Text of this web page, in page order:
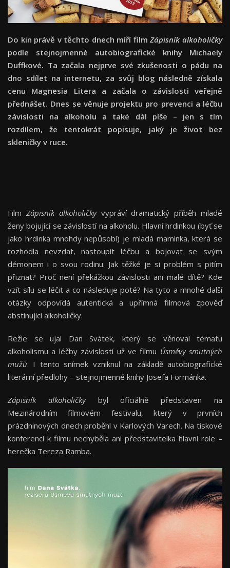
Do kin právě v těchto dnech míří filmZápisník alkoholičky
podle stejnojmenné autobiografické knihy Michaely
Duffkové. Ta začala nejprve své zkušenosti o pádu na
dno sdílet na internetu, za svůj blog následně získala
cenu Magnesia Litera a začala o závislosti veřejně
přednášet. Dnes se věnuje projektu pro prevenci a léčbu
závislosti na alkoholu a také dál píše – jen s tím
rozdílem, že tentokrát popisuje, jaký je život bez
skleničky v ruce.
Film Zápisník alkoholičkyvypráví dramatický příběh mladé
ženy bojující se závislostí na alkoholu. Hlavní hrdinkou (byť se
jako hrdinka mnohdy nepůsobí) je mladá maminka, která se
rozhodla nevzdat, nastoupit léčbu a bojovat se svým
démonem i o svou rodinu. Jak těžké je si problém s pitím
přiznat? Proč není překážkou závislosti ani malé dítě? Kde
vzít sílu se léčit a co následuje poté? Na tyto a mnohé další
otázky odpovídá autentická a upřímná filmová zpověď
abstinující alkoholičky.
Režie se ujal Dan Svátek, který se věnoval tématu
alkoholismu a léčby závislostí už ve filmu Úsměvy smutných
mužů. I tento snímek vzniknul na základě autobiografické
literární předlohy – stejnojmenné knihy Josefa Formánka.
Zápisník alkoholičkybyl oficiálně představen na
Mezinárodním filmovém festivalu, který v prvních
prázdninových dnech proběhl v Karlových Varech. Na tiskové
konferenci k filmu nechyběla ani představitelka hlavní role –
herečka Tereza Ramba.